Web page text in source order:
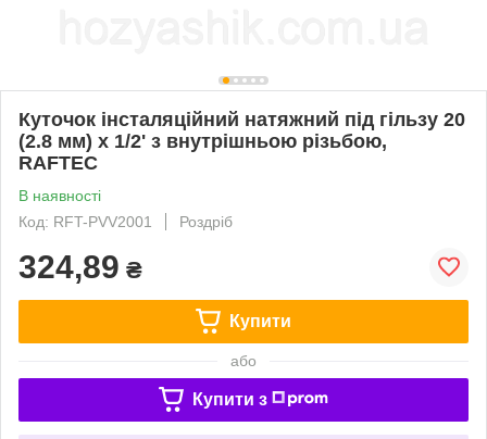
Куточок інсталяційний натяжний під гільзу 20
(2.8 мм) х 1/2' з внутрішньою різьбою,
RAFTEC
В наявності
Код: RFT-PVV2001
Роздріб
324,89 ₴
Купити
або
Купити з